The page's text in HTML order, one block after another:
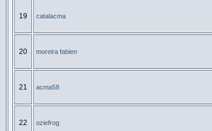
19 catalacma
20 moreira fabien
21 acma58
22 oziefrog